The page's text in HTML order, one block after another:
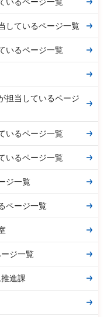
しているページ一覧
いるページ一覧
担当しているページ
いるページ一覧
いるページ一覧
ジ一覧
ページ一覧
ジ一覧
進課